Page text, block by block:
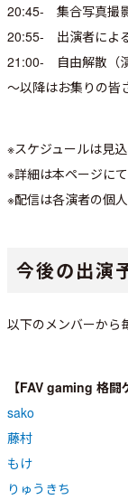
20:45- 集合写真撮
20:55- 出演者によ
21:00- 自由解散（演
～以降はお集りの皆
※スケジュールは見
※詳細は本ページに
※配信は各演者の個
今後の出演
以下のメンバーから
【FAV gaming 格闘
sako
藤村
もけ
りゅうきち